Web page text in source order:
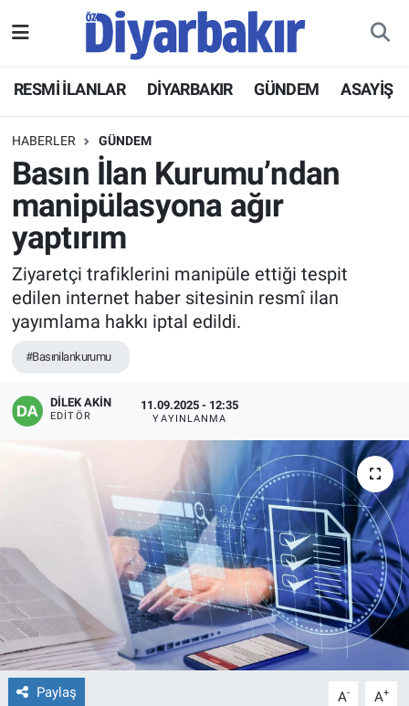
RESMİ İLANLAR DİYARBAKIR GÜNDEM ASAYİŞ
HABERLER GÜNDEM
Basın İlan Kurumu’ndan
manipülasyona ağır
yaptırım
Ziyaretçi trafiklerini manipüle ettiği tespit
edilen internet haber sitesinin resmî ilan
yayımlama hakkı iptal edildi.
#Basınilankurumu
DİLEK AKİN
EDITÖR
11.09.2025 - 12:35
YAYINLANMA
Paylaş A- A+
ASAYİŞ
DİYARBAKIR
EKONOMİ
GÜNDEM
BÖLGE
DÜNYA
KÜLTÜR SANAT
ÖZEL HABER
POLİTİKA
SAĞLIK
SPOR
TEKNOLOJİ
Hava Durumu
Namaz Vakitleri
Trafik Durumu
Süper Lig Puan Durumu ve Fikstür
Tüm Manşetler
Son Dakika Haberleri
Haber Arşivi